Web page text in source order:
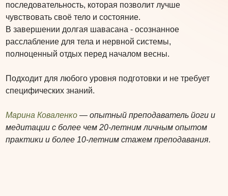
последовательность, которая позволит лучше
чувствовать своё тело и состояние.
В завершении долгая шавасана - осознанное
расслабление для тела и нервной системы,
полноценный отдых перед началом весны.
Подходит для любого уровня подготовки и не требует
специфических знаний.
Марина Коваленко — опытный преподаватель йоги и
медитации с более чем 20-летним личным опытом
практики и более 10-летним стажем преподавания.
Остались вопросы?